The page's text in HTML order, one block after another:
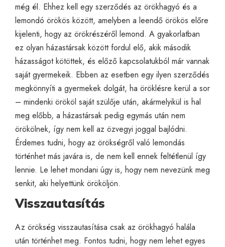
még él. Ehhez kell egy szerződés az örökhagyó és a
lemondó örökös között, amelyben a leendő örökös előre
kijelenti, hogy az örökrészéről lemond. A gyakorlatban
ez olyan házastársak között fordul elő, akik második
házasságot kötöttek, és előző kapcsolatukból már vannak
saját gyermekeik. Ebben az esetben egy ilyen szerződés
megkönnyíti a gyermekek dolgát, ha öröklésre kerül a sor
– mindenki örököl saját szülője után, akármelyikül is hal
meg előbb, a házastársak pedig egymás után nem
örökölnek, így nem kell az özvegyi joggal bajlódni.
Érdemes tudni, hogy az örökségről való lemondás
történhet más javára is, de nem kell ennek feltétlenül így
lennie. Le lehet mondani úgy is, hogy nem nevezünk meg
senkit, aki helyettünk örököljön.
Visszautasítás
Az örökség visszautasítása csak az örökhagyó halála
után történhet meg. Fontos tudni, hogy nem lehet egyes